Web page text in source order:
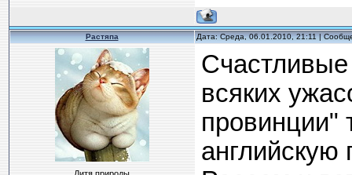
Растяпа Дата: Среда, 06.01.2010, 21:11 |
всяких
провинции"
английскую